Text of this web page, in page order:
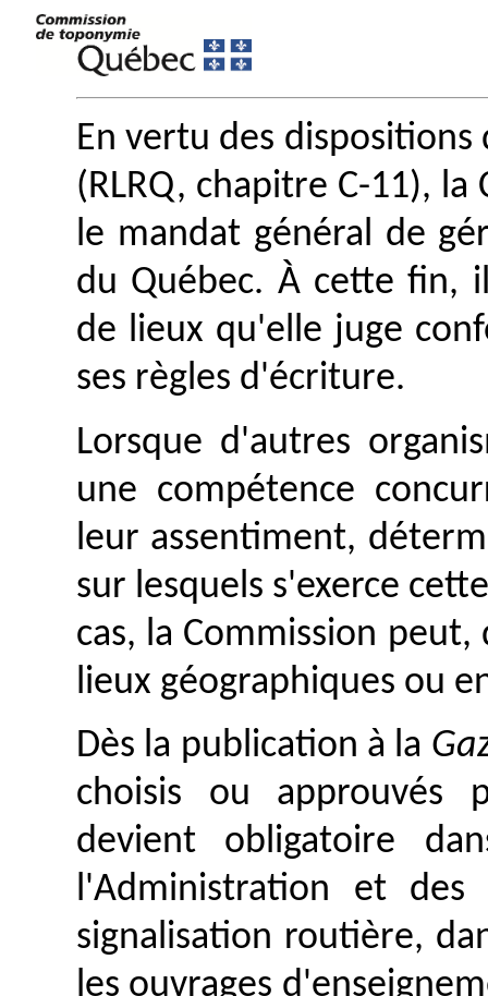
En vertu des dispositions
(RLRQ, chapitre C-11),
le mandat général de
du Québec. À cette fin,
de lieux qu'elle juge
ses règles d'écriture.
Lorsque d'autres
une compétence
leur assentiment,
sur lesquels s'exerce
cas, la Commission
lieux géographiques ou
Dès la publication à la
choisis ou approuvés
devient obligatoire
l'Administration et des
signalisation routière,
les ouvrages